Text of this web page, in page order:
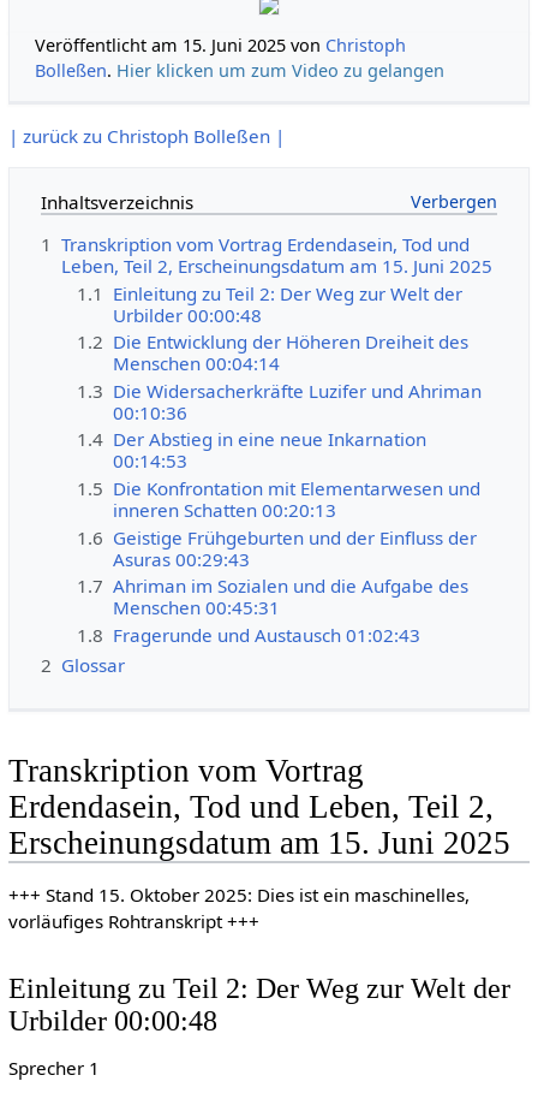
Veröffentlicht am 15. Juni 2025 von Christoph
Bolleßen. Hier klicken um zum Video zu gelangen
| zurück zu Christoph Bolleßen |
Inhaltsverzeichnis
1 Transkription vom Vortrag Erdendasein, Tod und
Leben, Teil 2, Erscheinungsdatum am 15. Juni 2025
1.1 Einleitung zu Teil 2: Der Weg zur Welt der
Urbilder 00:00:48
1.2 Die Entwicklung der Höheren Dreiheit des
Menschen 00:04:14
1.3 Die Widersacherkräfte Luzifer und Ahriman
00:10:36
1.4 Der Abstieg in eine neue Inkarnation
00:14:53
1.5 Die Konfrontation mit Elementarwesen und
inneren Schatten 00:20:13
1.6 Geistige Frühgeburten und der Einfluss der
Asuras 00:29:43
1.7 Ahriman im Sozialen und die Aufgabe des
Menschen 00:45:31
1.8 Fragerunde und Austausch 01:02:43
2 Glossar
Transkription vom Vortrag
Erdendasein, Tod und Leben, Teil 2,
Erscheinungsdatum am 15. Juni 2025
+++ Stand 15. Oktober 2025: Dies ist ein maschinelles,
vorläufiges Rohtranskript +++
Einleitung zu Teil 2: Der Weg zur Welt der
Urbilder 00:00:48
Sprecher 1